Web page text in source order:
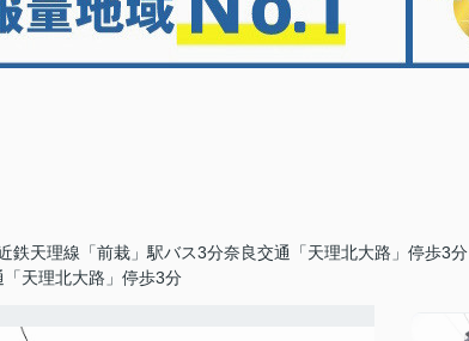
鉄天理線「前栽」駅バス3分奈良交通「天理北大路」停歩3分
天理北大路」停歩3分